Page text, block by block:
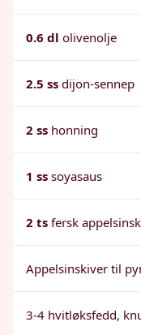
0.6 dl olivenolje
2.5 ss dijon-sennep
2 ss honning
1 ss soyasaus
2 ts fersk
Appelsinskiver til
3-4 hvitløksfedd,